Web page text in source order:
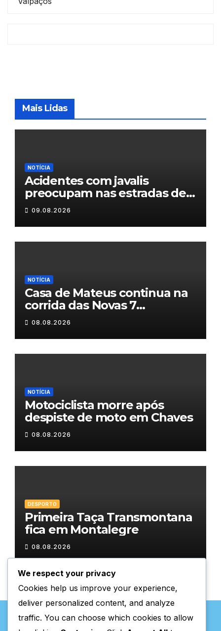
Mais Lidas
NOTÍCIA
Acidentes com javalis
preocupam nas estradas de
Trás-os-Montes
09.08.2026
NOTÍCIA
Casa de Mateus continua na
corrida das Novas 7
Maravilhas de Portugal
08.08.2026
NOTÍCIA
Motociclista morre após
despiste de moto em Chaves
08.08.2026
DESPORTO
Primeira Taça Transmontana
fica em Montalegre
08.08.2026
We respect your privacy
Cookies help us improve your experience,
deliver personalized content, and analyze
traffic. You can choose which cookies to allow